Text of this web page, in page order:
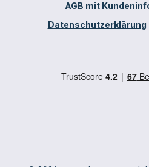
AGB mit
Datenschutzerklärung